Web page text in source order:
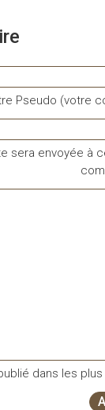
Pseudo (votre
sera envoyée à
dans les